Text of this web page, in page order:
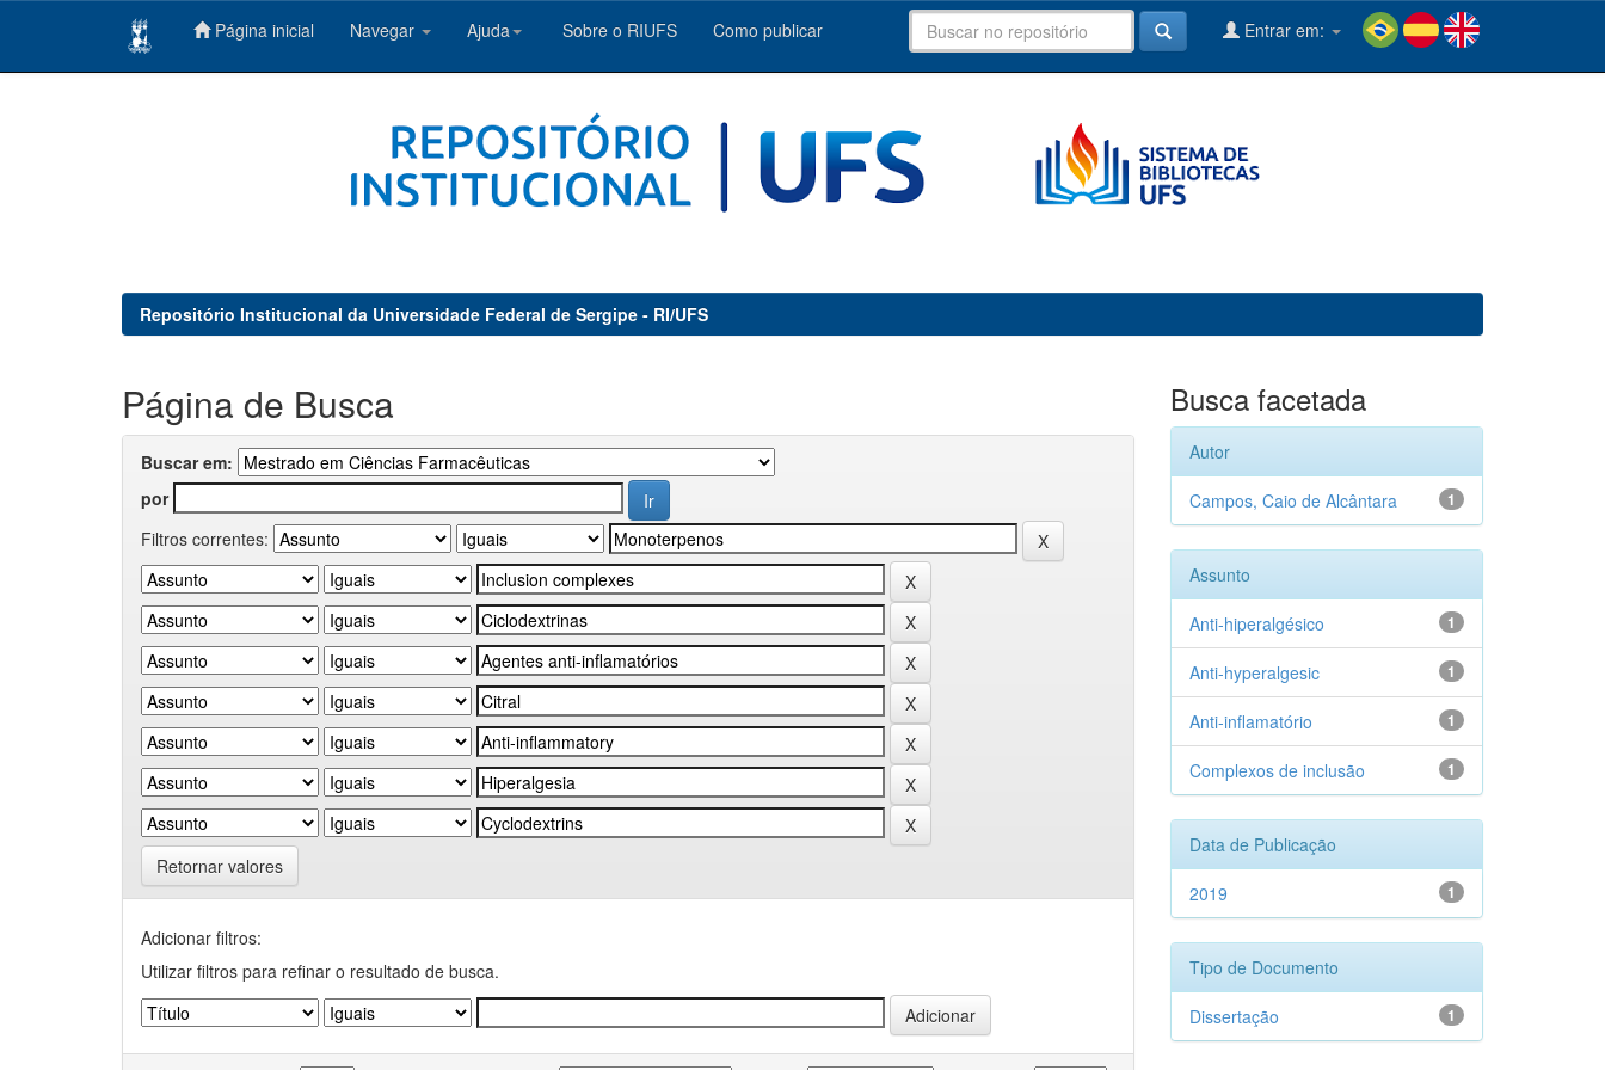
Página inicial Navegar Ajuda Sobre o RIUFS Como publicar Entrar em:
Repositório Institucional da Universidade Federal de Sergipe - RI/UFS
Página de Busca
Buscar em:
por
Filtros correntes:
Retornar valores
Adicionar filtros:
Utilizar filtros para refinar o resultado de busca.
Busca facetada
Autor
1
Campos, Caio de Alcântara
Assunto
1
Anti-hiperalgésico
1
Anti-hyperalgesic
1
Anti-inflamatório
1
Complexos de inclusão
Data de Publicação
1
2019
Tipo de Documento
1
Dissertação